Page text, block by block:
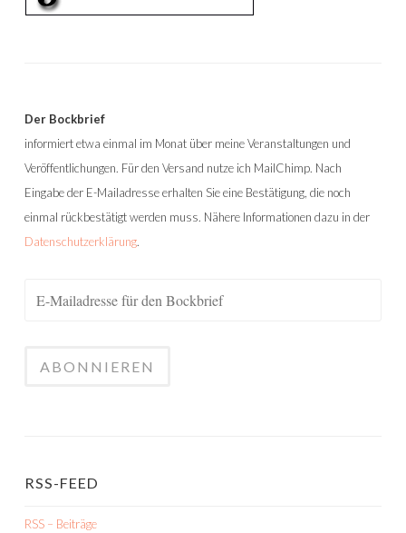
Der Bockbrief
informiert etwa einmal im Monat über meine Veranstaltungen und
Veröffentlichungen. Für den Versand nutze ich MailChimp. Nach
Eingabe der E-Mailadresse erhalten Sie eine Bestätigung, die noch
einmal rückbestätigt werden muss. Nähere Informationen dazu in der
Datenschutzerklärung.
RSS-FEED
RSS – Beiträge